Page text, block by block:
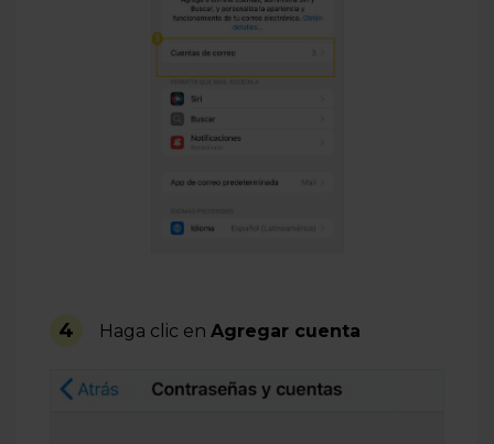
4 Haga clic en Agregar cuenta